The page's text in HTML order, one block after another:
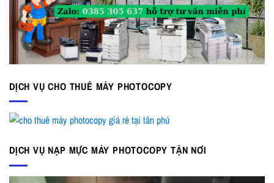
DỊCH VỤ CHO THUÊ MÁY PHOTOCOPY
DỊCH VỤ NẠP MỰC MÁY PHOTOCOPY TẬN NƠI